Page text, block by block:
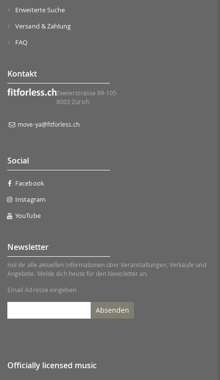
Erweiterte Suche
Versand & Zahlung
FAQ
Kontakt
Zweierstrasse 99-105
8003 Zürich
move-ya@fitforless.ch
Social
Facebook
Instagram
YouTube
Newsletter
Hol dir alle aktuellen Informationen über Veranstaltungen, Verkäufe und
Angebote. Melde dich heute für den Newsletter an.
Email Adresse eingeben
Absenden
Officially licensed music